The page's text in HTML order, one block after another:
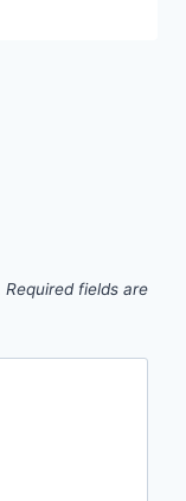
Required fields are